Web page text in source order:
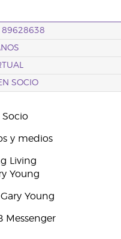
89628638
SOCIO
y medios
Living
Young
Young
Messenger